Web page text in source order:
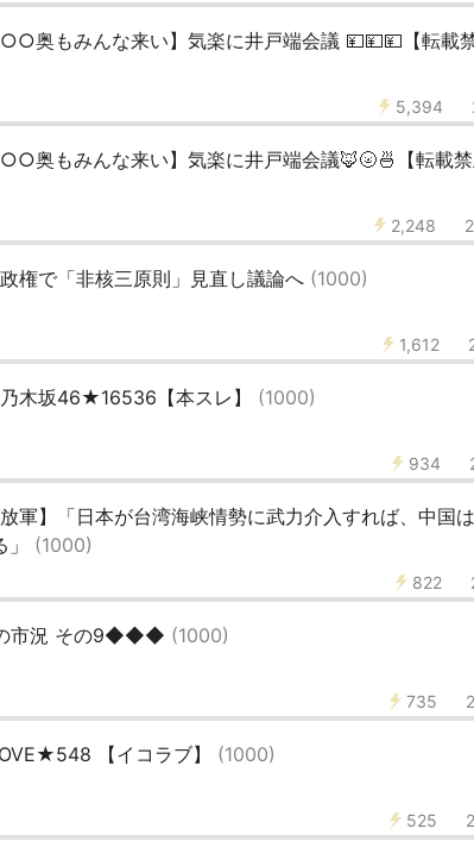
○○奥もみんな来い】気楽に井戸端会議 💴💴💴【転載
5,394
○○奥もみんな来い】気楽に井戸端会議🦊🌝🍜【転載禁
2,248
政権で「非核三原則」見直し議論へ (1000)
1,612
乃木坂46★16536【本スレ】 (1000)
934
放軍】「日本が台湾海峡情勢に武力介入すれば、中国
」 (1000)
822
市況 その9◆◆◆ (1000)
735
【イコラブ】 (1000)
525